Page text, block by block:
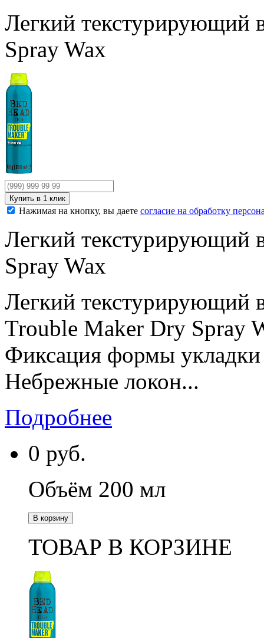
Легкий текстурирующий
Spray Wax
Нажимая на кнопку, вы даете согласие на обработку
Легкий текстурирующий
Spray Wax
Легкий текстурирующий
Trouble Maker Dry Spray
Фиксация формы
Небрежные локон...
Подробнее
0 руб.
Объём 200 мл
В корзину
ТОВАР В КОРЗИНЕ